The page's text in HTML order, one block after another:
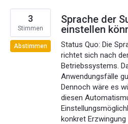
Sprache der
einstellen
Status Quo: Die
richtet sich nach
Betriebssystems.
Anwendungsfälle
Dennoch wäre es
diesen
konkret
3
Stimmen
Abstimmen